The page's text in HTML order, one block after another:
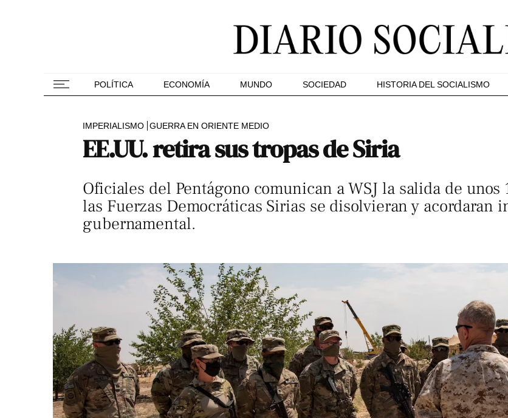
POLÍTICA ECONOMÍA MUNDO SOCIEDAD HISTORIA DEL SOCIALISMO
IMPERIALISMO GUERRA EN ORIENTE MEDIO
EE.UU. retira sus tropas de Siria
Oficiales del Pentágono comunican a WSJ la salida de
las Fuerzas Democráticas Sirias se disolvieran y acordaran
gubernamental.